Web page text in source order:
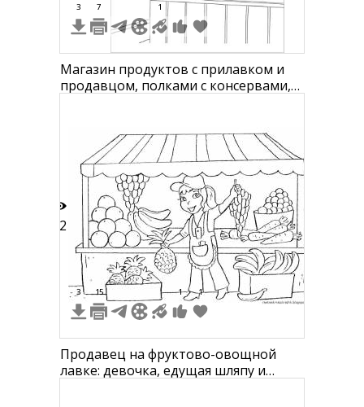
3 7 1
Магазин продуктов с прилавком и
продавцом, полками с консервами,
52
3 15 1 1
Продавец на фруктово-овощной
лавке: девочка, едущая шляпу и